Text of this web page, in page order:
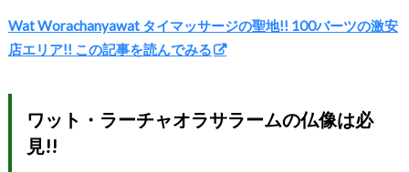
Wat Worachanyawat タイマッサージの聖地!! 100バーツの激安
店エリア!! この記事を読んでみる
ワット・ラーチャオラサラームの仏像は必
見!!